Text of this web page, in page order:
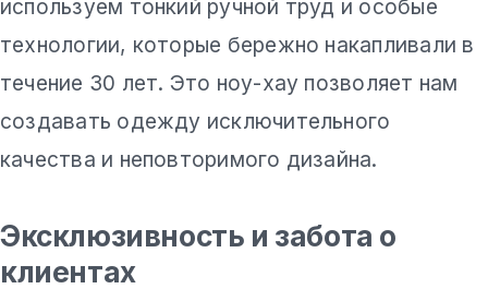
используем тонкий ручной труд и особые
технологии, которые бережно накапливали в
течение 30 лет. Это ноу-хау позволяет нам
создавать одежду исключительного
качества и неповторимого дизайна.
Эксклюзивность и забота о
клиентах